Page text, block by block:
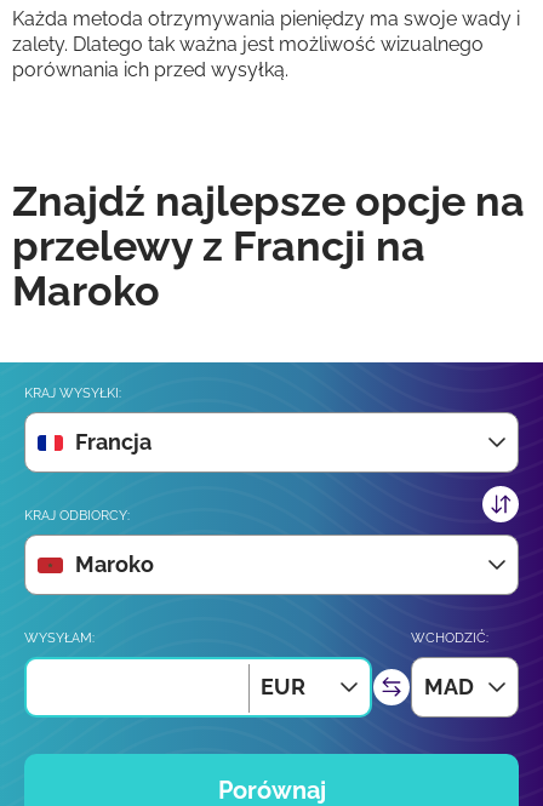
Każda metoda otrzymywania pieniędzy ma swoje wady i
zalety. Dlatego tak ważna jest możliwość wizualnego
porównania ich przed wysyłką.
Znajdź najlepsze opcje na
przelewy z Francji na
Maroko
KRAJ WYSYŁKI:
Francja
KRAJ ODBIORCY:
Maroko
WYSYŁAM:
EUR
WCHODZIĆ:
MAD
Porównaj